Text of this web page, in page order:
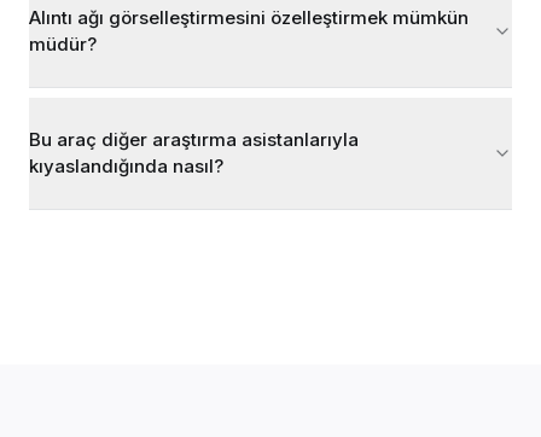
Alıntı ağı görselleştirmesini özelleştirmek mümkün
müdür?
Bu araç diğer araştırma asistanlarıyla
kıyaslandığında nasıl?